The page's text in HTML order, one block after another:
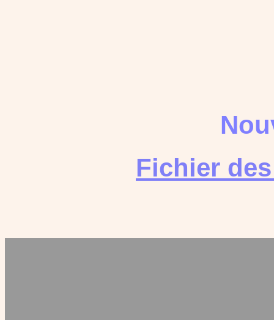
Fichier